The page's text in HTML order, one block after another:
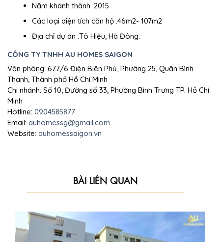
Năm khánh thành :2015
Các loại diện tích căn hộ :46m2- 107m2
Địa chỉ dự án :Tô Hiệu, Hà Đông.
CÔNG TY TNHH AU HOMES SAIGON
Văn phòng: 677/6 Điện Biên Phủ, Phường 25, Quận Bình
Thạnh, Thành phố Hồ Chí Minh
Chi nhánh: Số 10, Đường số 33, Phường Bình Trưng TP. Hồ Chí
Minh
Hotline: 0904585877
Email: auhomessg@gmail.com
Website: auhomessaigon.vn
BÀI LIÊN QUAN